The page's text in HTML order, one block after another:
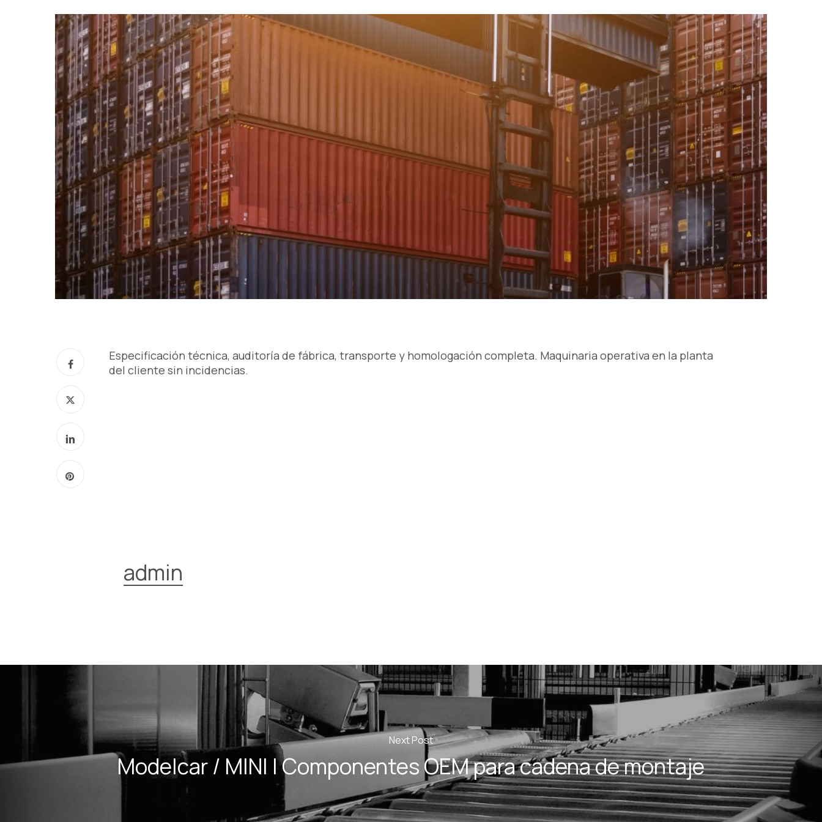
Especificación técnica, auditoría de fábrica, transporte y homologación completa. Maquinaria operativa en la planta
del cliente sin incidencias.
admin
Next Post
Modelcar / MINI | Componentes OEM para cadena de montaje